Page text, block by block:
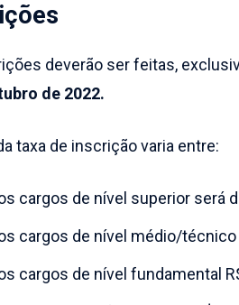
deverão ser feitas,
de 2022.
taxa de inscrição varia entre:
cargos de nível superior será
cargos de nível médio/técnico
cargos de nível fundamental